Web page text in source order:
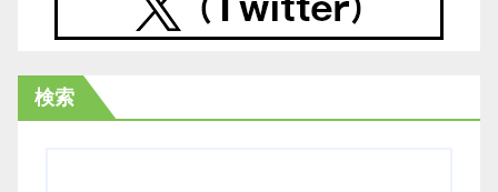
検索